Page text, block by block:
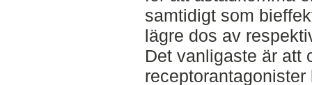
samtidigt som
lägre dos av
Det vanligaste är att